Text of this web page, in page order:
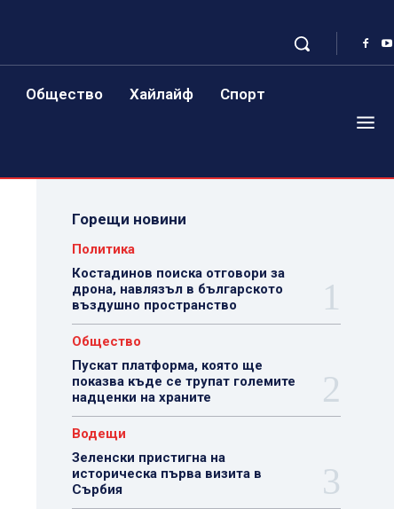
Общество Хайлайф Спорт
Горещи новини
Политика
Костадинов поиска отговори за
дрона, навлязъл в българското
въздушно пространство
Общество
Пускат платформа, която ще
показва къде се трупат големите
надценки на храните
Водещи
Зеленски пристигна на
историческа първа визита в
Сърбия